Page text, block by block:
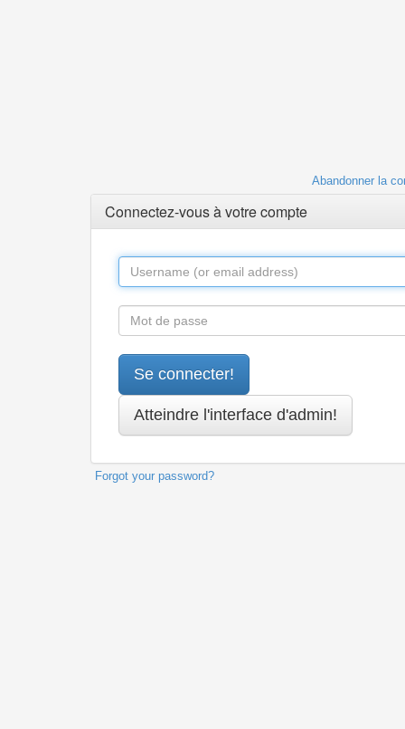
Abandonner la
Connectez-vous à votre compte
Forgot your password?